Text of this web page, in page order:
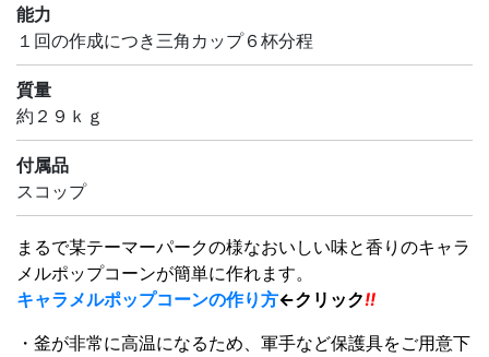
能力
１回の作成につき三角カップ６杯分程
質量
約２９ｋｇ
付属品
スコップ
まるで某テーマーパークの様なおいしい味と香りのキャラ
メルポップコーンが簡単に作れます。
キャラメルポップコーンの作り方←クリック!!
・釜が非常に高温になるため、軍手など保護具をご用意下